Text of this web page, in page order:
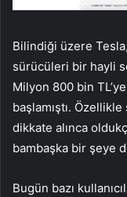
Bilindiği üzere
sürücüleri bir hayli
Milyon 800 bin
başlamıştı.
dikkate alınca
bambaşka bir şeye
Bugün bazı